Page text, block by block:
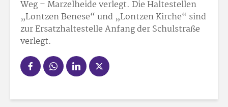
Weg – Marzelheide verlegt. Die Haltestellen
„Lontzen Benese“ und „Lontzen Kirche“ sind
zur Ersatzhaltestelle Anfang der Schulstraße
verlegt.